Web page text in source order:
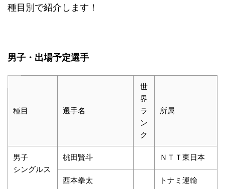
種目別で紹介します！
男子・出場予定選手
種目 選手名
世
界
ラ
ン
ク
所属
男子
シングルス
桃田賢斗 ＮＴＴ東日本
西本拳太 トナミ運輸